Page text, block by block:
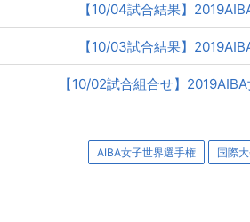
【10/04試合結果】
【10/03試合結果】
【10/02試合組合せ】
AIBA女子世界選手権 国際